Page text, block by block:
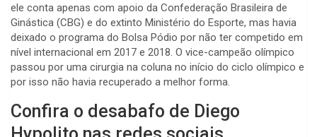
ele conta apenas com apoio da Confederação Brasileira de
Ginástica (CBG) e do extinto Ministério do Esporte, mas havia
deixado o programa do Bolsa Pódio por não ter competido em
nível internacional em 2017 e 2018. O vice-campeão olímpico
passou por uma cirurgia na coluna no início do ciclo olímpico e
por isso não havia recuperado a melhor forma.
Confira o desabafo de Diego